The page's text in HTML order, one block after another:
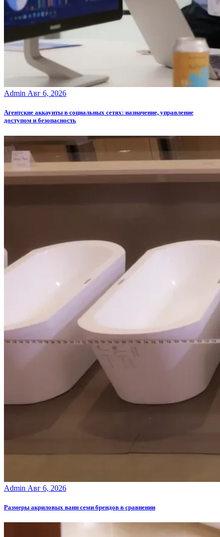
Admin Авг 6, 2026
Агентские аккаунты в социальных сетях: назначение, управление
доступом и безопасность
Admin Авг 6, 2026
Размеры акриловых ванн семи брендов в сравнении